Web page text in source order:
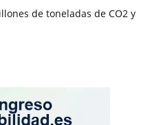
de toneladas de CO2 y